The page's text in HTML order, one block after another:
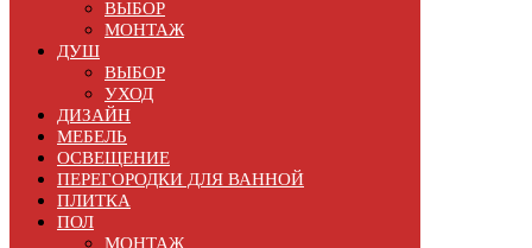
ВЫБОР
МОНТАЖ
ДУШ
ВЫБОР
УХОД
ДИЗАЙН
МЕБЕЛЬ
ОСВЕЩЕНИЕ
ПЕРЕГОРОДКИ ДЛЯ ВАННОЙ
ПЛИТКА
ПОЛ
МОНТАЖ